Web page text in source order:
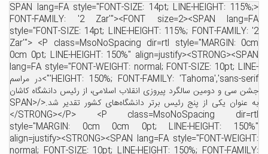
<SPAN lang=FA style="FONT-SIZE: 14pt; LINE-HEIGHT: 115%;
FONT-FAMILY: '2 Zar'"><FONT size=2><SPAN
style="FONT-SIZE: 14pt; LINE-HEIGHT: 115%; FONT-FAMILY:
Zar'"> <P class=MsoNoSpacing dir=rtl style="MARGIN:
0cm 0pt; LINE-HEIGHT: 150%"
lang=FA style="FONT-WEIGHT: normal; FONT-SIZE: 10pt;
HEIGHT: 150%; FONT-FAMILY: 'Tahoma','sans-serif'">در مراسم
سی و دومین سالگرد پیروزی انقلاب اسلامی، از رئیس دانشگاه کاشان
به عنوان یکی از پنج رئیس برتر دانشگاه‌های کشور تقدیر شد.</SPAN>
</STRONG></P> <P class=MsoNoSpacing
style="MARGIN: 0cm 0cm 0pt; LINE-HEIGHT:
align=justify><STRONG><SPAN lang=FA style="FONT-